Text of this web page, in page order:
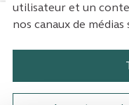
utilisateur et un
nos canaux de médias
Mentions